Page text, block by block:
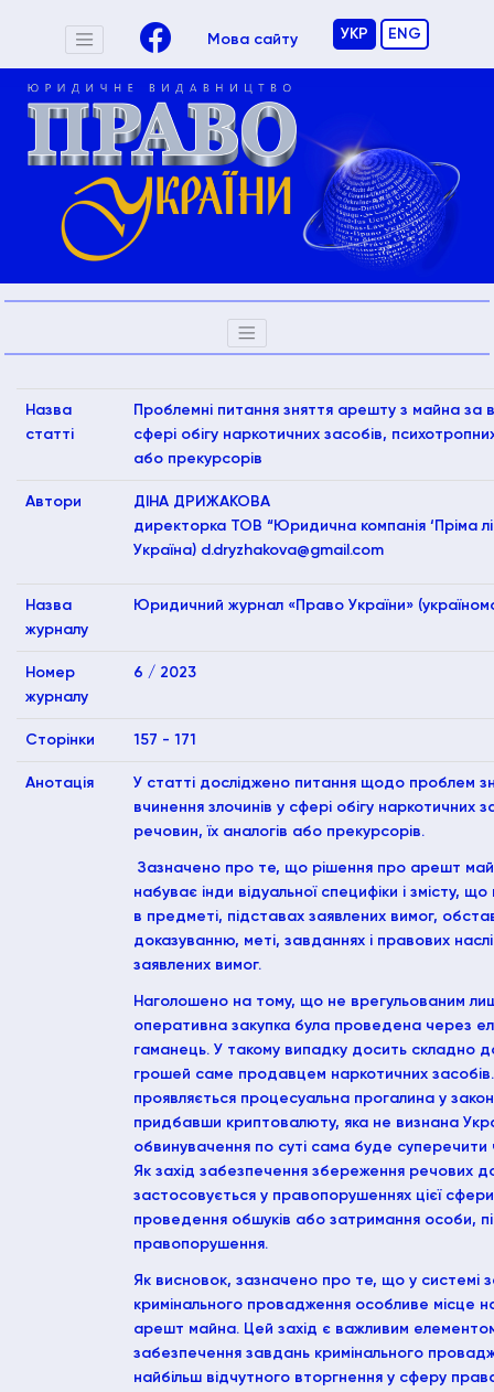
Мова сайту УКР ENG
Назва
статті
Проблемні питання зняття арешту з майна за
сфері обігу наркотичних засобів,
або прекурсорів
Автори
ДІНА ДРИЖАКОВА
директорка ТОВ “Юридична компанія ‘Пріма
Україна) d.dryzhakova@gmail.com
Назва
журналу
Юридичний журнал «Право України»
Номер
журналу
6 / 2023
Сторінки 157 - 171
Анотація
У статті досліджено питання щодо проблем
вчинення злочинів у сфері обігу наркотичних
речовин, їх аналогів або прекурсорів.
Зазначено про те, що рішення про арешт
набуває інди відуальної специфіки і змісту,
в предметі, підставах заявлених вимог,
доказуванню, меті, завданнях і правових
заявлених вимог.
Наголошено на тому, що не врегульованим
оперативна закупка була проведена через
гаманець. У такому випадку досить складно
грошей саме продавцем наркотичних засобів.
проявляється процесуальна прогалина у
придбавши криптовалюту, яка не визнана
обвинувачення по суті сама буде суперечити
Як захід забезпечення збереження речових
застосовується у правопорушеннях цієї сфери
проведення обшуків або затримання особи,
правопорушення.
Як висновок, зазначено про те, що у системі
кримінального провадження особливе місце
арешт майна. Цей захід є важливим
забезпечення завдань кримінального
найбільш відчутного вторгнення у сферу